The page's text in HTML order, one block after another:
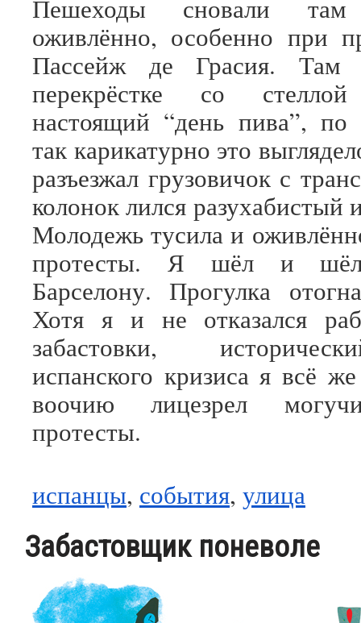
Пешеходы сновали там
оживлённо, особенно при
Пассейж де Грасия. Там
перекрёстке со стеллой
настоящий “день пива”, по
так карикатурно это
разъезжал грузовичок с
колонок лился разухабистый
Молодежь тусила и
протесты. Я шёл и
Барселону. Прогулка
Хотя я и не отказался
забастовки,
испанского кризиса я всё
воочию лицезрел
протесты.
испанцы, события, улица
Забастовщик поневоле